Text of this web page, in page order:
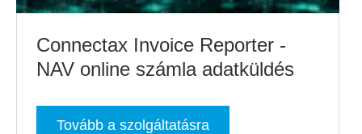
Connectax Invoice Reporter -
NAV online számla adatküldés
Tovább a szolgáltatásra